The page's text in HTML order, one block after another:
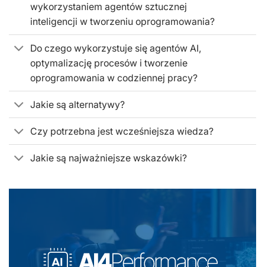
wykorzystaniem agentów sztucznej
inteligencji w tworzeniu oprogramowania?
Do czego wykorzystuje się agentów AI,
optymalizację procesów i tworzenie
oprogramowania w codziennej pracy?
Jakie są alternatywy?
Czy potrzebna jest wcześniejsza wiedza?
Jakie są najważniejsze wskazówki?